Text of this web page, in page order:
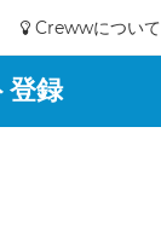
Crewwについて
登録